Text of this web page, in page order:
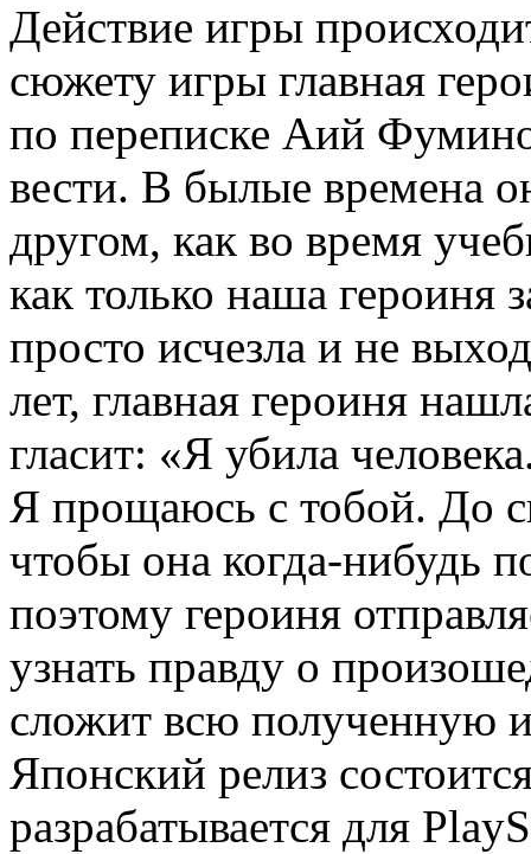
Действие игры
сюжету игры главная
по переписке Аий
вести. В былые времена
другом, как во время
как только наша героиня
просто исчезла и не
лет, главная героиня
гласит: «Я убила
Я прощаюсь с тобой. До
чтобы она когда-нибудь
поэтому героиня
узнать правду о
сложит всю полученную
Японский релиз
разрабатывается для